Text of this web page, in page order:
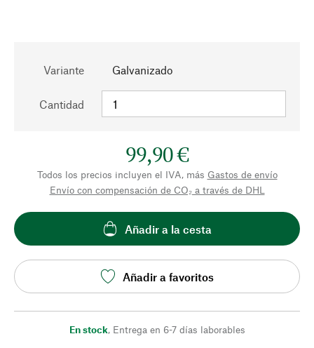
Variante Galvanizado
Cantidad
99,90 €
Todos los precios incluyen el IVA, más Gastos de envío
Envío con compensación de CO₂ a través de DHL
Añadir a la cesta
Añadir a favoritos
En stock, Entrega en 6-7 días laborables